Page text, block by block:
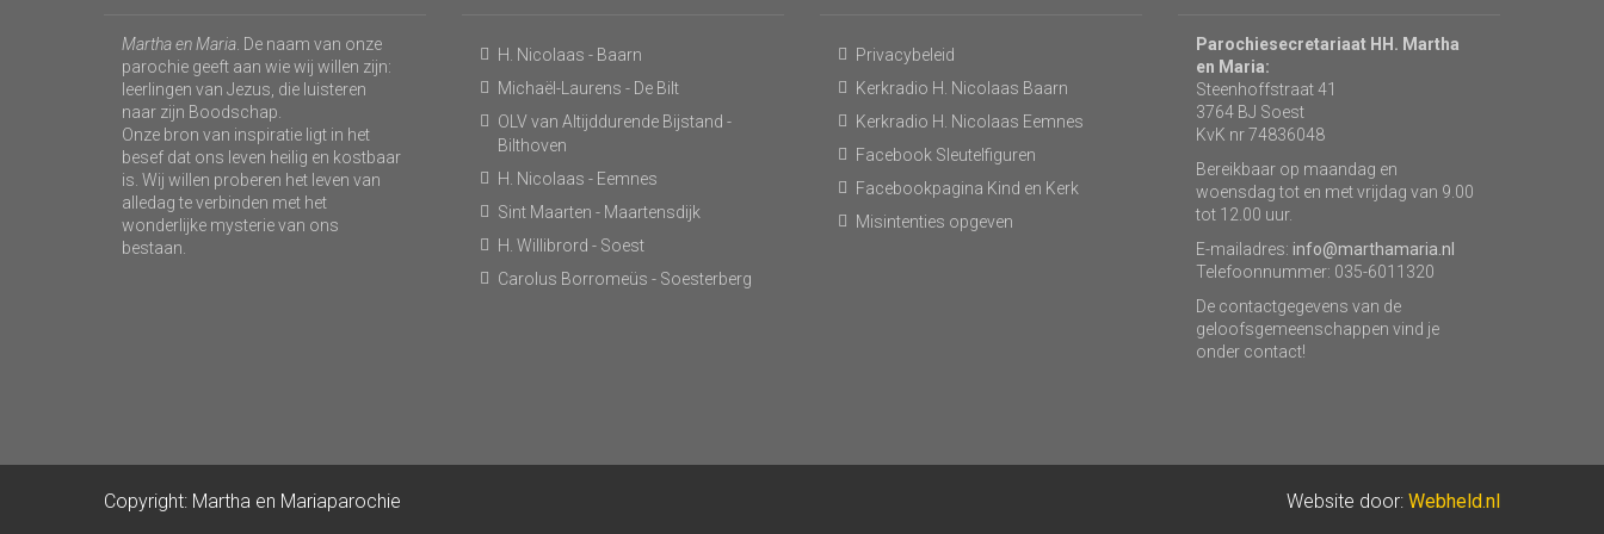
Martha en Maria . De naam van onze
parochie geeft aan wie wij willen zijn:
leerlingen van Jezus, die luisteren
naar zijn Boodschap.
Onze bron van inspiratie ligt in het
besef dat ons leven heilig en kostbaar
is. Wij willen proberen het leven van
alledag te verbinden met het
wonderlijke mysterie van ons
bestaan.
H. Nicolaas - Baarn
Michaël-Laurens - De Bilt
OLV van Altijddurende Bijstand -
Bilthoven
H. Nicolaas - Eemnes
Sint Maarten - Maartensdijk
H. Willibrord - Soest
Carolus Borromeüs - Soesterberg
Privacybeleid
Kerkradio H. Nicolaas Baarn
Kerkradio H. Nicolaas Eemnes
Facebook Sleutelfiguren
Facebookpagina Kind en Kerk
Misintenties opgeven
Parochiesecretariaat HH. Martha
en Maria:
Steenhoffstraat 41
3764 BJ Soest
KvK nr 74836048
Bereikbaar op maandag en
woensdag tot en met vrijdag van 9.00
tot 12.00 uur.
E-mailadres: info@marthamaria.nl
Telefoonnummer: 035-6011320
De contactgegevens van de
geloofsgemeenschappen vind je
onder contact!
Copyright: Martha en Mariaparochie Website door: Webheld.nl